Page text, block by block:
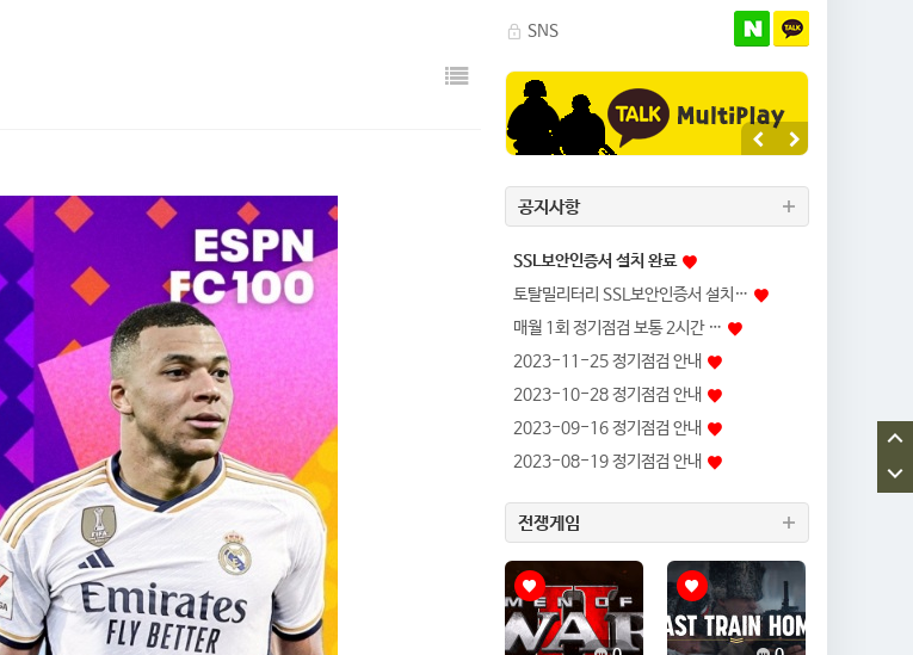
SNS
공지사항
SSL보안인증서 설치 완료
토탈밀리터리 SSL보안인증서 설치…
매월 1회 정기점검 보통 2시간 …
2023-11-25 정기점검 안내
2023-10-28 정기점검 안내
2023-09-16 정기점검 안내
2023-08-19 정기점검 안내
전쟁게임